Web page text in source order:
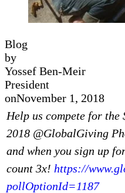
Blog
by
Yossef Ben-Meir
President
onNovember 1, 2018
Help us compete for
2018 @GlobalGiving
and when you sign up
count 3x! https://
pollOptionId=1187